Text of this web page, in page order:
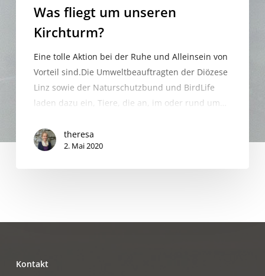
Was fliegt um unseren
Kirchturm?
Eine tolle Aktion bei der Ruhe und Alleinsein von
Vorteil sind.Die Umweltbeauftragten der Diözese
Linz sowie der Naturschutzbund und BirdLife
laden dazu ein, Tiere, die an, im oder rund um…
theresa
2. Mai 2020
Kontakt